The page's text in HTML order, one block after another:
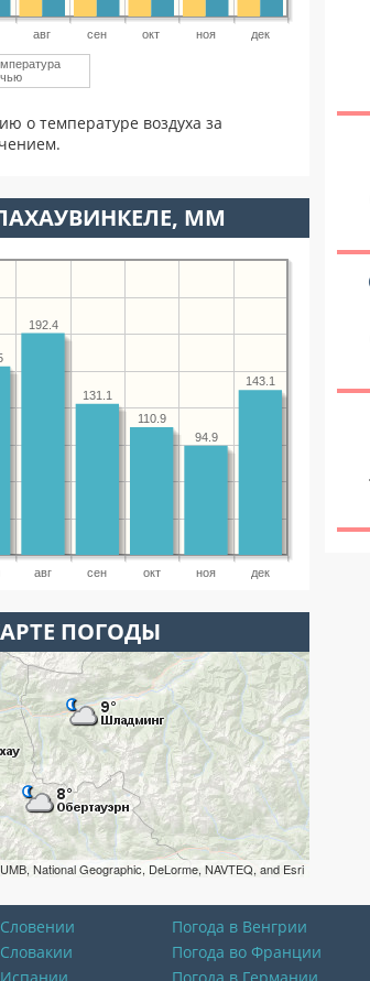
авг сен окт ноя дек
о температуре воздуха за
ММ
авг сен окт ноя дек
143.1
94.9
110.9
131.1
192.4
ПОГОДЫ
National Geographic, DeLorme, NAVTEQ, and Esri
Погода в Венгрии
Погода во Франции